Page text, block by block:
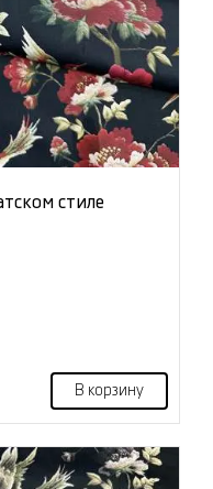
стиле
В корзину